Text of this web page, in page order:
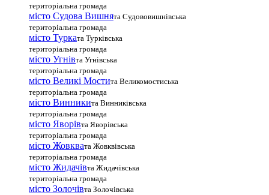
територіальна громада
місто Судова Вишнята Судововишнівська
територіальна громада
місто Турката Турківська
територіальна громада
місто Угнівта Угнівська
територіальна громада
місто Великі Мостита Великомостиська
територіальна громада
місто Винникита Винниківська
територіальна громада
місто Яворівта Яворівська
територіальна громада
місто Жовквата Жовквівська
територіальна громада
місто Жидачівта Жидачівська
територіальна громада
місто Золочівта Золочівська